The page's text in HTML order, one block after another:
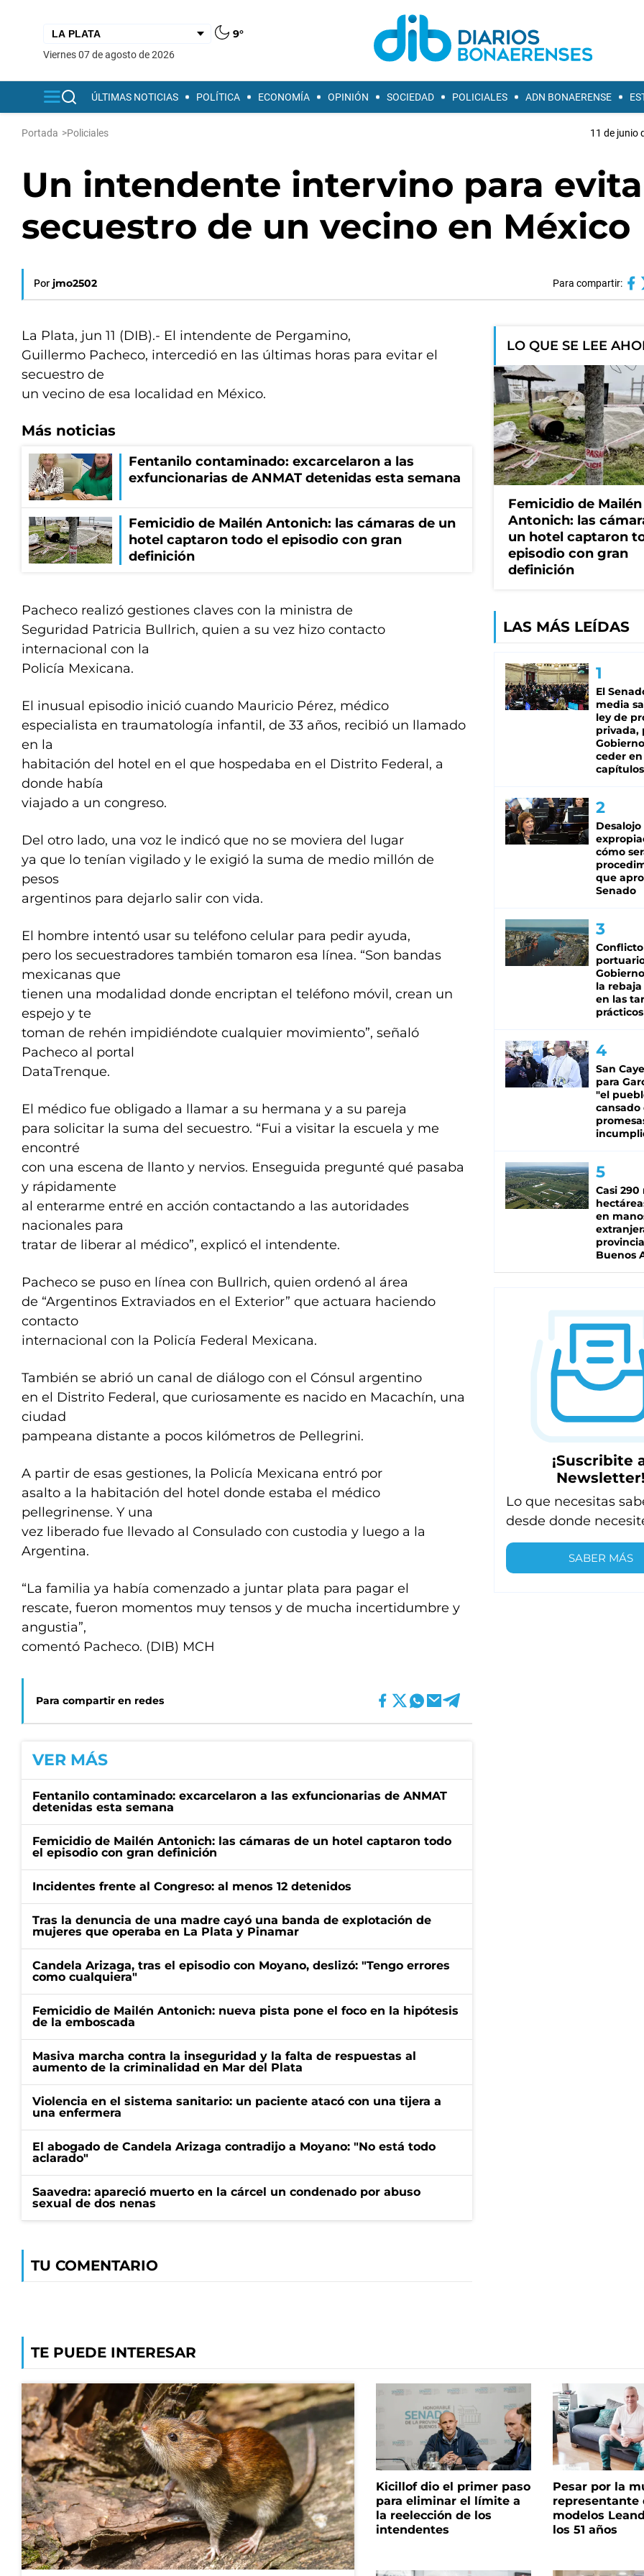
9°
viernes 07 de agosto de 2026
ÚLTIMAS NOTICIAS POLÍTICA ECONOMÍA OPINIÓN SOCIEDAD POLICIALES ADN BONAERENSE
Portada >Policiales 11 de junio
Un intendente intervino para
secuestro de un vecino en México
Por jmo2502 Para compartir:
La Plata, jun 11 (DIB).- El intendente de Pergamino,
Guillermo Pacheco, intercedió en las últimas horas para evitar el
secuestro de
un vecino de esa localidad en México.
Más noticias
Fentanilo contaminado: excarcelaron a las
exfuncionarias de ANMAT detenidas esta semana
Femicidio de Mailén Antonich: las cámaras de un
hotel captaron todo el episodio con gran
definición
Pacheco realizó gestiones claves con la ministra de
Seguridad Patricia Bullrich, quien a su vez hizo contacto
internacional con la
Policía Mexicana.
El inusual episodio inició cuando Mauricio Pérez, médico
especialista en traumatología infantil, de 33 años, recibió un llamado
en la
habitación del hotel en el que hospedaba en el Distrito Federal, a
donde había
viajado a un congreso.
Del otro lado, una voz le indicó que no se moviera del lugar
ya que lo tenían vigilado y le exigió la suma de medio millón de
pesos
argentinos para dejarlo salir con vida.
El hombre intentó usar su teléfono celular para pedir ayuda,
pero los secuestradores también tomaron esa línea. “Son bandas
mexicanas que
tienen una modalidad donde encriptan el teléfono móvil, crean un
espejo y te
toman de rehén impidiéndote cualquier movimiento”, señaló
Pacheco al portal
DataTrenque.
El médico fue obligado a llamar a su hermana y a su pareja
para solicitar la suma del secuestro. “Fui a visitar la escuela y me
encontré
con una escena de llanto y nervios. Enseguida pregunté qué pasaba
y rápidamente
al enterarme entré en acción contactando a las autoridades
nacionales para
tratar de liberar al médico”, explicó el intendente.
Pacheco se puso en línea con Bullrich, quien ordenó al área
de “Argentinos Extraviados en el Exterior” que actuara haciendo
contacto
internacional con la Policía Federal Mexicana.
También se abrió un canal de diálogo con el Cónsul argentino
en el Distrito Federal, que curiosamente es nacido en Macachín, una
ciudad
pampeana distante a pocos kilómetros de Pellegrini.
A partir de esas gestiones, la Policía Mexicana entró por
asalto a la habitación del hotel donde estaba el médico
pellegrinense. Y una
vez liberado fue llevado al Consulado con custodia y luego a la
Argentina.
“La familia ya había comenzado a juntar plata para pagar el
rescate, fueron momentos muy tensos y de mucha incertidumbre y
angustia”,
comentó Pacheco. (DIB) MCH
Para compartir en redes
VER MÁS
Fentanilo contaminado: excarcelaron a las exfuncionarias de ANMAT
detenidas esta semana
Femicidio de Mailén Antonich: las cámaras de un hotel captaron todo
el episodio con gran definición
Incidentes frente al Congreso: al menos 12 detenidos
Tras la denuncia de una madre cayó una banda de explotación de
mujeres que operaba en La Plata y Pinamar
Candela Arizaga, tras el episodio con Moyano, deslizó: "Tengo errores
como cualquiera"
Femicidio de Mailén Antonich: nueva pista pone el foco en la hipótesis
de la emboscada
Masiva marcha contra la inseguridad y la falta de respuestas al
aumento de la criminalidad en Mar del Plata
Violencia en el sistema sanitario: un paciente atacó con una tijera a
una enfermera
El abogado de Candela Arizaga contradijo a Moyano: "No está todo
aclarado"
Saavedra: apareció muerto en la cárcel un condenado por abuso
sexual de dos nenas
TU COMENTARIO
LO QUE SE LEE
Femicidio de Mailén
Antonich: las
un hotel captaron
episodio con gran
definición
LAS MÁS LEÍDAS
El
media
ley de
privada,
ceder
capítulos
cómo
que
Senado
Conflicto
la rebaja
en las
prácticos
San
para
"el
cansado
Casi 290
en
Buenos
¡Suscribite
Newsletter!
Lo que necesitas
desde donde
SABER MÁS
TE PUEDE INTERESAR
Kicillof dio el primer paso
para eliminar el límite a
la reelección de los
intendentes
Pesar por la
representante
modelos
los 51 años